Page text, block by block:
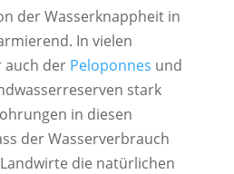
der Wasserknappheit in
In vielen
auch der Peloponnes und
stark
in diesen
der Wasserverbrauch
die natürlichen